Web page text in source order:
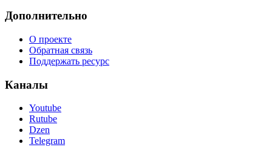
Дополнительно
О проекте
Обратная связь
Поддержать ресурс
Каналы
Youtube
Rutube
Dzen
Telegram